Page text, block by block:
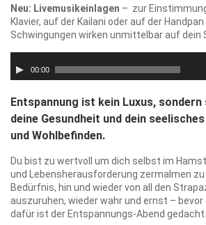
Neu: Livemusikeinlagen – zur
Klavier, auf der Kailani oder auf der
Schwingungen wirken unmittelbar auf dein
Player00:00
Entspannung ist kein Luxus,
deine Gesundheit und dein
und Wohlbefinden.
Du bist zu wertvoll um dich selbst im
und Lebensherausforderung zermalmen zu
Bedürfnis, hin und wieder von all den
auszuruhen, wieder wahr und ernst – bevor
dafür ist der Entspannungs-Abend gedacht.